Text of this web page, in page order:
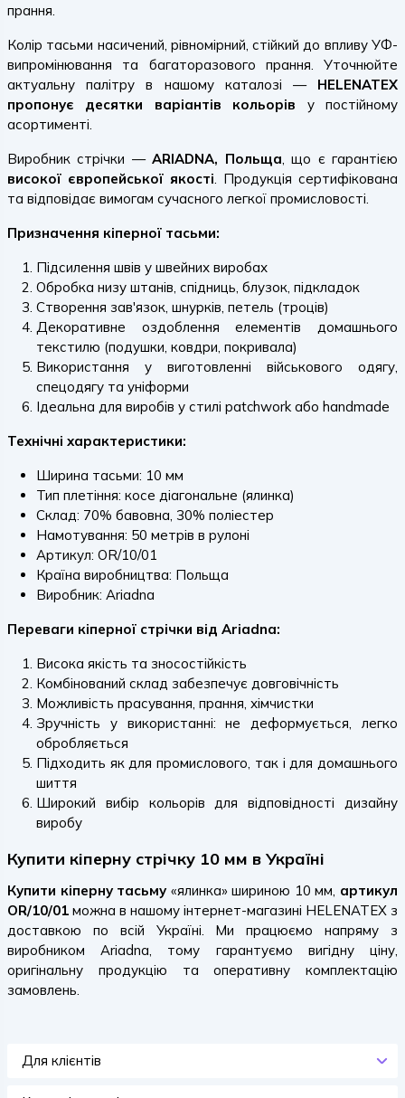
прання.
Колір тасьми насичений, рівномірний, стійкий до впливу УФ-
випромінювання та багаторазового прання. Уточнюйте
актуальну палітру в нашому каталозі — HELENATEX
пропонує десятки варіантів кольорів у постійному
асортименті.
Виробник стрічки —ARIADNA, Польща, що є гарантією
високої європейської якості. Продукція сертифікована
та відповідає вимогам сучасного легкої промисловості.
Призначення кіперної тасьми:
Підсилення швів у швейних виробах
Обробка низу штанів, спідниць, блузок, підкладок
Створення зав'язок, шнурків, петель (троців)
Декоративне оздоблення елементів домашнього
текстилю (подушки, ковдри, покривала)
Використання у виготовленні військового одягу,
спецодягу та уніформи
Ідеальна для виробів у стилі patchwork або handmade
Технічні характеристики:
Ширина тасьми: 10 мм
Тип плетіння: косе діагональне (ялинка)
Склад: 70% бавовна, 30% поліестер
Намотування: 50 метрів в рулоні
Артикул: OR/10/01
Країна виробництва: Польща
Виробник: Ariadna
Переваги кіперної стрічки від Ariadna:
Висока якість та зносостійкість
Комбінований склад забезпечує довговічність
Можливість прасування, прання, хімчистки
Зручність у використанні: не деформується, легко
обробляється
Підходить як для промислового, так і для домашнього
шиття
Широкий вибір кольорів для відповідності дизайну
виробу
Купити кіперну стрічку 10 мм в Україні
Купити кіперну тасьму «ялинка» шириною 10 мм, артикул
OR/10/01 можна в нашому інтернет-магазині HELENATEX з
доставкою по всій Україні. Ми працюємо напряму з
виробником Ariadna, тому гарантуємо вигідну ціну,
оригінальну продукцію та оперативну комплектацію
замовлень.
Для клієнтів